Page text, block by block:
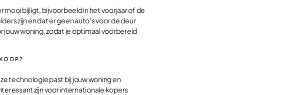
mooi bijligt, bijvoorbeeld in het voorjaar of de
zijn en dat er geen auto’s voor de deur
woning, zodat je optimaal voorbereid
technologie past bij jouw woning en
zijn voor internationale kopers